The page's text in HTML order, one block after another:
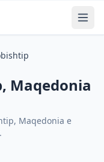
, Maqedonia
, Maqedonia e